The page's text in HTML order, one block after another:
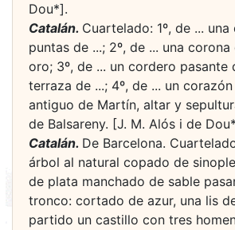
Dou*].
Catalán. Cuartelado: 1º, de ...
puntas de ...; 2º, de ... una
oro; 3º, de ... un cordero pasante
terraza de ...; 4º, de ... un
antiguo de Martín, altar y
de Balsareny. [J. M. Alós i de
Catalán. De Barcelona.
árbol al natural copado de
de plata manchado de sable
tronco: cortado de azur, una lis
partido un castillo con tres